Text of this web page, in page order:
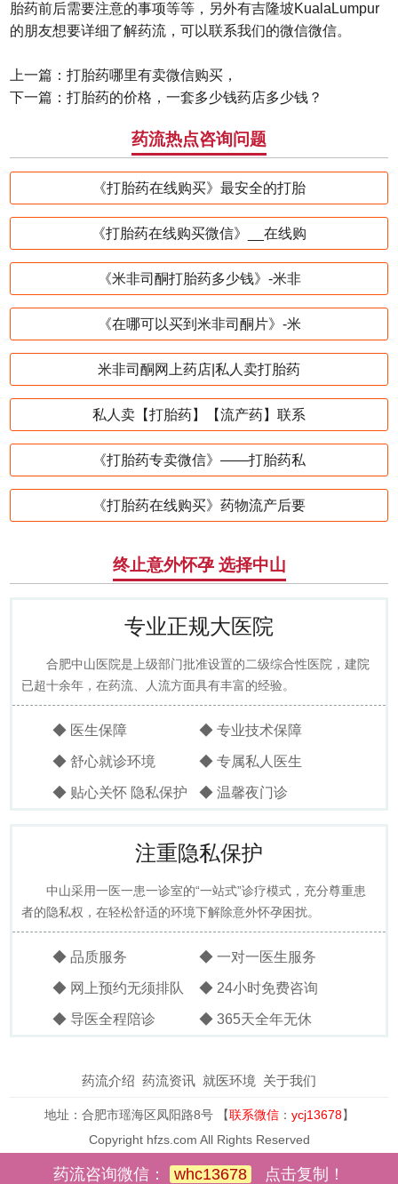
胎药前后需要注意的事项等等，另外有吉隆坡KualaLumpur
的朋友想要详细了解药流，可以联系我们的微信微信。
上一篇：打胎药哪里有卖微信购买，
下一篇：打胎药的价格，一套多少钱药店多少钱？
药流热点咨询问题
《打胎药在线购买》最安全的打胎
《打胎药在线购买微信》__在线购
《米非司酮打胎药多少钱》-米非
《在哪可以买到米非司酮片》-米
米非司酮网上药店|私人卖打胎药
私人卖【打胎药】【流产药】联系
《打胎药专卖微信》——打胎药私
《打胎药在线购买》药物流产后要
终止意外怀孕 选择中山
专业正规大医院
合肥中山医院是上级部门批准设置的二级综合性医院，建院
已超十余年，在药流、人流方面具有丰富的经验。
◆ 医生保障 ◆ 专业技术保障
◆ 舒心就诊环境 ◆ 专属私人医生
◆ 贴心关怀 隐私保护 ◆ 温馨夜门诊
注重隐私保护
中山采用一医一患一诊室的“一站式”诊疗模式，充分尊重患
者的隐私权，在轻松舒适的环境下解除意外怀孕困扰。
◆ 品质服务 ◆ 一对一医生服务
◆ 网上预约无须排队 ◆ 24小时免费咨询
◆ 导医全程陪诊 ◆ 365天全年无休
药流介绍 药流资讯 就医环境 关于我们
地址：合肥市瑶海区凤阳路8号 【联系微信： ycj13678】
Copyright hfzs.com All Rights Reserved
药流咨询微信： whc13678 点击复制！